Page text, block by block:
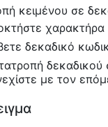
κειμένου σε
χαρακτήρα
δεκαδικό
δεκαδικού
με τον